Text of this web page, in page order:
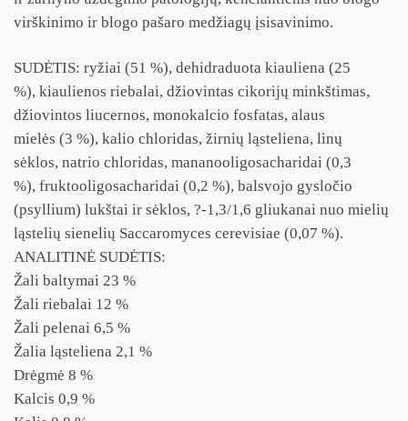
virškinimo ir blogo pašaro medžiagų įsisavinimo.
SUDĖTIS: ryžiai (51 %), dehidraduota kiauliena (25
%), kiaulienos riebalai, džiovintas cikorijų minkštimas,
džiovintos liucernos, monokalcio fosfatas, alaus
mielės (3 %), kalio chloridas, žirnių ląsteliena, linų
sėklos, natrio chloridas, mananooligosacharidai (0,3
%), fruktooligosacharidai (0,2 %), balsvojo gysločio
(psyllium) lukštai ir sėklos, ?-1,3/1,6 gliukanai nuo mielių
ląstelių sienelių Saccaromyces cerevisiae (0,07 %).
ANALITINĖ SUDĖTIS:
Žali baltymai 23 %
Žali riebalai 12 %
Žali pelenai 6,5 %
Žalia ląsteliena 2,1 %
Drėgmė 8 %
Kalcis 0,9 %